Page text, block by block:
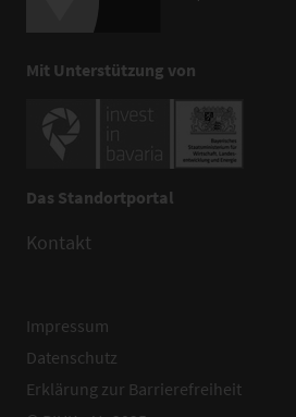
Mit Unterstützung von
Das Standortportal
Kontakt
Impressum
Datenschutz
Erklärung zur Barrierefreiheit